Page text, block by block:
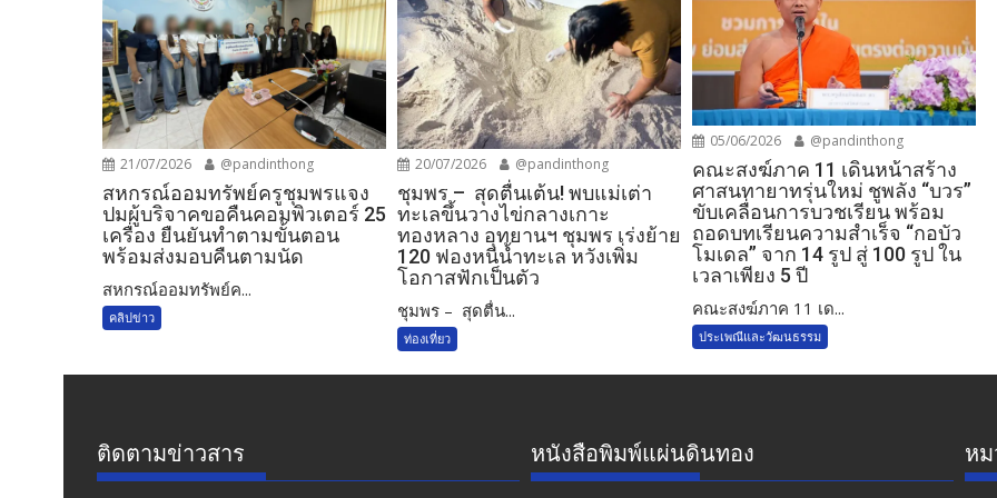
21/07/2026 @pandinthong
สหกรณ์ออมทรัพย์ครูชุมพรแจง
ปมผู้บริจาคขอคืนคอมพิวเตอร์ 25
เครื่อง ยืนยันทำตามขั้นตอน
พร้อมส่งมอบคืนตามนัด
สหกรณ์ออมทรัพย์ค...
คลิปข่าว
20/07/2026 @pandinthong
ชุมพร – สุดตื่นเต้น! พบแม่เต่า
ทะเลขึ้นวางไข่กลางเกาะ
ทองหลาง อุทยานฯ ชุมพร เร่งย้าย
120 ฟองหนีน้ำทะเล หวังเพิ่ม
โอกาสฟักเป็นตัว
ชุมพร – สุดตื่น...
ท่องเที่ยว
05/06/2026 @pandinthong
คณะสงฆ์ภาค 11 เดินหน้าสร้าง
ศาสนทายาทรุ่นใหม่ ชูพลัง “บวร”
ขับเคลื่อนการบวชเรียน พร้อม
ถอดบทเรียนความสำเร็จ “กอบัว
โมเดล” จาก 14 รูป สู่ 100 รูป ใน
เวลาเพียง 5 ปี
คณะสงฆ์ภาค 11 เด...
ประเพณีและวัฒนธรรม
ติดตามข่าวสาร หนังสือพิมพ์แผ่นดินทอง ห